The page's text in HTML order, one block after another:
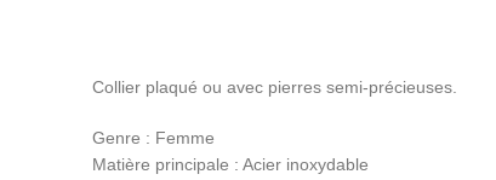
Collier plaqué ou avec pierres semi-précieuses.
Genre : Femme
Matière principale : Acier inoxydable